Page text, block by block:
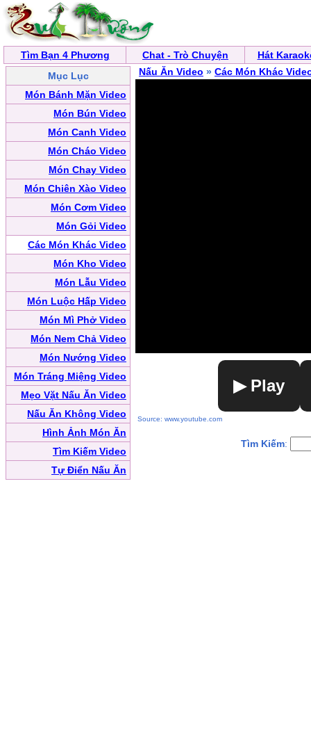
Tìm Bạn 4 Phương Chat - Trò Chuyện
Hát
Mục Lục
Món Bánh Mặn Video
Món Bún Video
Món Canh Video
Món Cháo Video
Món Chay Video
Món Chiên Xào Video
Món Cơm Video
Món Gỏi Video
Các Món Khác Video
Món Kho Video
Món Lẫu Video
Món Luộc Hấp Video
Món Mì Phở Video
Món Nem Chả Video
Món Nướng Video
Món Tráng Miệng Video
Mẹo Vặt Nấu Ăn Video
Nấu Ăn Không Video
Hình Ảnh Món Ăn
Tìm Kiếm Video
Tự Điển Nấu Ăn
Nấu Ăn Video » Các Món Khác
▶ Play
Source: www.youtube.com
Tìm Kiếm: